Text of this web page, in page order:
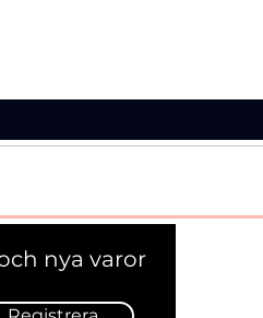
nya varor